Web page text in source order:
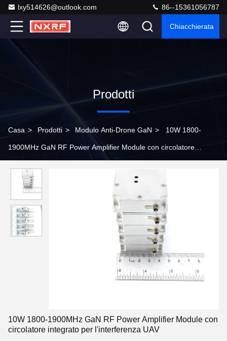
lxy514626@outlook.com 86--15361056787
Chiacchierata
Prodotti
Casa > Prodotti > Modulo Anti-Drone GaN > 10W 1800-
1900MHz GaN RF Power Amplifier Module con circolatore
10W 1800-1900MHz GaN RF Power Amplifier Module con
circolatore integrato per l'interferenza UAV